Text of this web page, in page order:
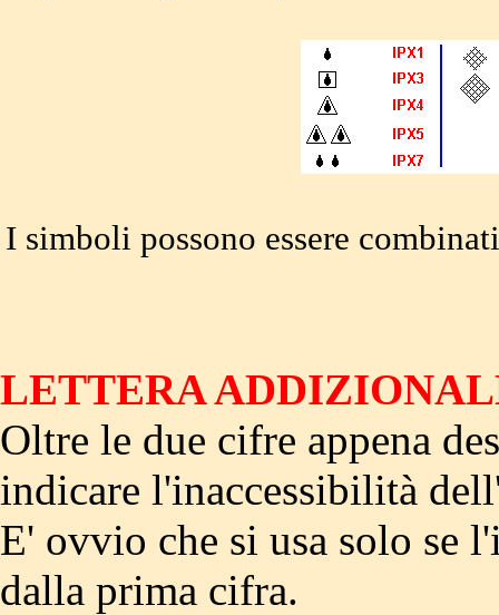
I simboli possono essere
LETTERA
Oltre le due cifre appena
indicare l'inaccessibilità
E' ovvio che si usa solo se
dalla prima cifra.